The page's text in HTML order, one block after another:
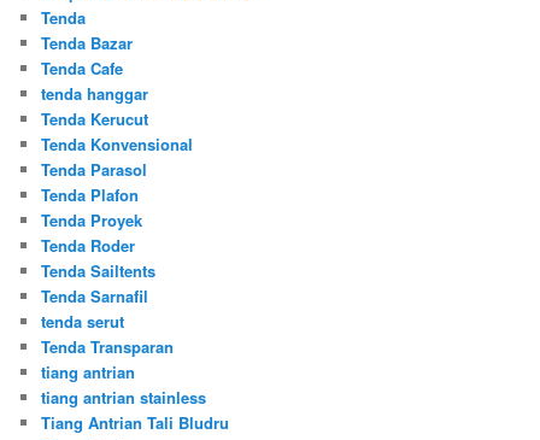
Tenda
Tenda Bazar
Tenda Cafe
tenda hanggar
Tenda Kerucut
Tenda Konvensional
Tenda Parasol
Tenda Plafon
Tenda Proyek
Tenda Roder
Tenda Sailtents
Tenda Sarnafil
tenda serut
Tenda Transparan
tiang antrian
tiang antrian stainless
Tiang Antrian Tali Bludru